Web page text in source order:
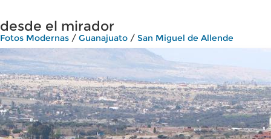
desde el mirador
Fotos Modernas / Guanajuato / San Miguel de Allende